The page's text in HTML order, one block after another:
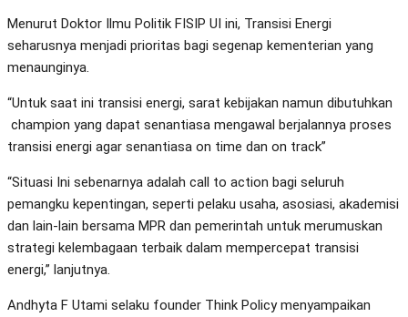
Menurut Doktor Ilmu Politik FISIP UI ini, Transisi Energi
seharusnya menjadi prioritas bagi segenap kementerian yang
menaunginya.
“Untuk saat ini transisi energi, sarat kebijakan namun dibutuhkan
champion yang dapat senantiasa mengawal berjalannya proses
transisi energi agar senantiasa on time dan on track”
“Situasi Ini sebenarnya adalah call to action bagi seluruh
pemangku kepentingan, seperti pelaku usaha, asosiasi, akademisi
dan lain-lain bersama MPR dan pemerintah untuk merumuskan
strategi kelembagaan terbaik dalam mempercepat transisi
energi,” lanjutnya.
Andhyta F Utami selaku founder Think Policy menyampaikan